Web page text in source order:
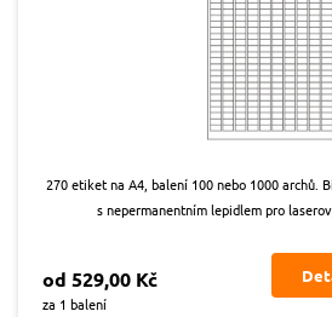
270 etiket na A4, balení 100 nebo 1000 archů.
s nepermanentním lepidlem pro
od 529,00 Kč
za 1 balení